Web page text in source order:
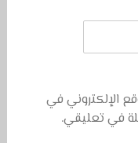
الإلكتروني في
في تعليقي.